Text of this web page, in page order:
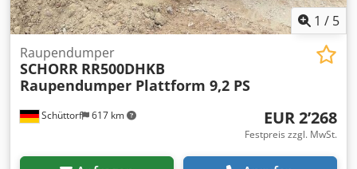
1 / 5
Schüttorf 617 km
Raupendumper
SCHORR RR500DHKB
Raupendumper Plattform 9,2 PS
EUR 2’268
Festpreis zzgl. MwSt.